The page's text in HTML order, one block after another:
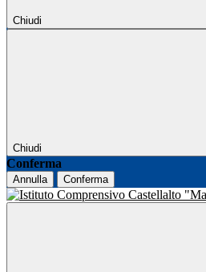
Chiudi
Chiudi
Conferma
Annulla Conferma